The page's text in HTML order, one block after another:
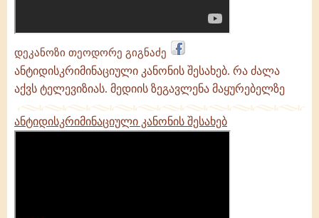
დეკანოზი თეოდორე გიგნაძე
ანტიდისკრიმინაციული კანონის შესახებ. რა ძალა
აქვს ტელევიზიას. მედიის ზეგავლენა მაყურებელზე
ანტიდისკრიმინაციული კანონის შესახებ